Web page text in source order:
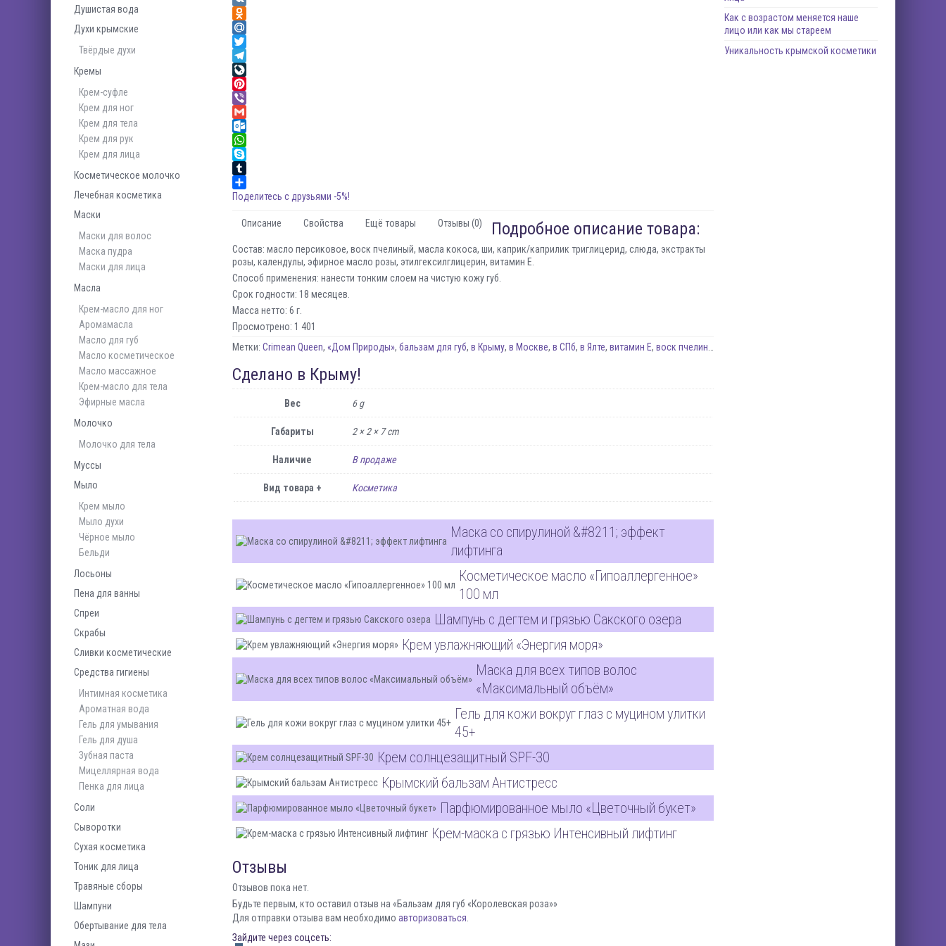
VK
Odnoklassniki
Mail.Ru
Twitter
Telegram
LiveJournal
Pinterest
Viber
Gmail
Outlook.com
WhatsApp
Skype
Tumblr
Поделитесь с друзьями -5%!
Описание Свойства Ещё товары Отзывы (0) Подробное описание товара:
Состав: масло персиковое, воск пчелиный, масла кокоса, ши, каприк/каприлик триглицерид, слюда, экстракты
розы, календулы, эфирное масло розы, этилгексилглицерин, витамин Е.
Способ применения: нанести тонким слоем на чистую кожу губ.
Срок годности: 18 месяцев.
Масса нетто: 6 г.
Просмотрено: 1 401
Метки: Crimean Queen, «Дом Природы», бальзам для губ, в Крыму, в Москве, в СПб, в Ялте, витамин Е, воск пчелиный
Сделано в Крыму!
Вес 6 g
Габариты 2 × 2 × 7 cm
Наличие В продаже
Вид товара + Косметика
Маска со спирулиной &#8211; эффект
лифтинга
Косметическое масло «Гипоаллергенное»
100 мл
Шампунь с дегтем и грязью Сакского озера
Крем увлажняющий «Энергия моря»
Маска для всех типов волос
«Максимальный объём»
Гель для кожи вокруг глаз с муцином улитки
45+
Крем солнцезащитный SPF-30
Крымский бальзам Антистресс
Парфюмированное мыло «Цветочный букет»
Крем-маска с грязью Интенсивный лифтинг
Отзывы
Отзывов пока нет.
Будьте первым, кто оставил отзыв на «Бальзам для губ «Королевская роза»»
Для отправки отзыва вам необходимо авторизоваться
Зайдите через соцсеть:
Душистая вода
Духи крымские
Твёрдые духи
Кремы
Крем-суфле
Крем для ног
Крем для тела
Крем для рук
Крем для лица
Косметическое молочко
Лечебная косметика
Маски
Маски для волос
Маска пудра
Маски для лица
Масла
Крем-масло для ног
Аромамасла
Масло для губ
Масло косметическое
Масло массажное
Крем-масло для тела
Эфирные масла
Молочко
Молочко для тела
Муссы
Мыло
Крем мыло
Мыло духи
Чёрное мыло
Бельди
Лосьоны
Пена для ванны
Спреи
Скрабы
Сливки косметические
Средства гигиены
Интимная косметика
Ароматная вода
Гель для умывания
Гель для душа
Зубная паста
Мицеллярная вода
Пенка для лица
Соли
Сыворотки
Сухая косметика
Тоник для лица
Травяные сборы
Шампуни
Обертывание для тела
Как с возрастом меняется наше
лицо или как мы стареем
Уникальность крымской косметики